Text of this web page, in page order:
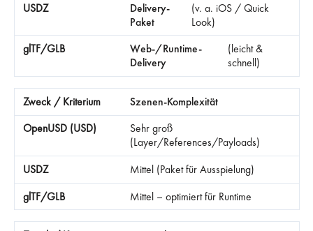
Delivery-
Paket
(v. a. iOS / Quick
Look)
Web-/Runtime-
Delivery
(leicht &
schnell)
Szenen-Komplexität
Sehr groß
(Layer/References/Payloads)
Mittel (Paket für Ausspielung)
Mittel – optimiert für Runtime